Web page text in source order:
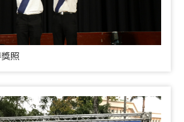
照